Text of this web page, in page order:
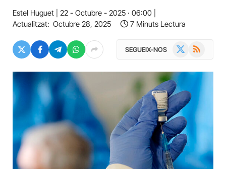
Estel Huguet
22 - Octubre - 2025 · 06:00
Actualitzat: Octubre 28, 2025 7 Minuts Lectura
SEGUEIX-NOS RSS